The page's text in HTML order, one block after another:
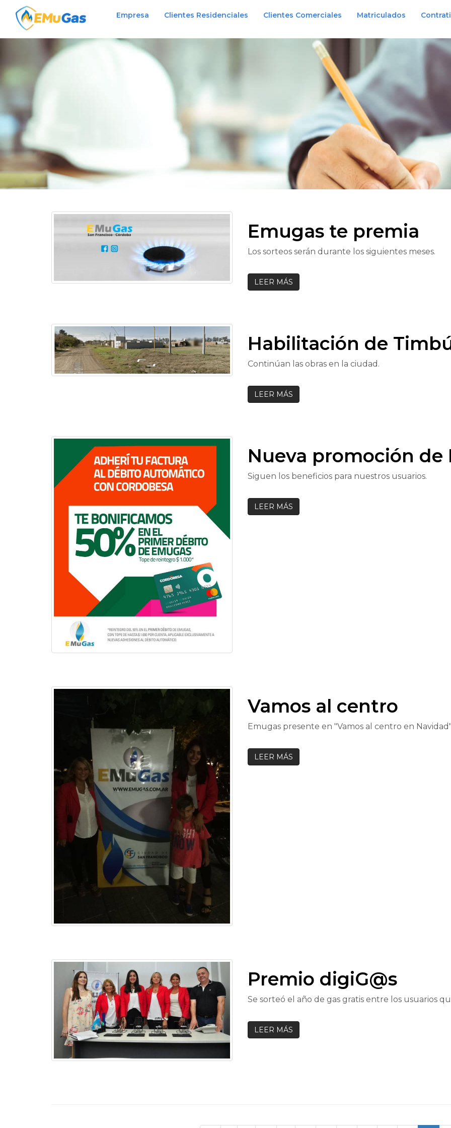
Empresa Clientes Residenciales Clientes Comerciales Matriculados
Emugas te premia
Los sorteos serán durante los siguientes meses.
LEER MÁS
Habilitación de
Continúan las obras en la ciudad.
LEER MÁS
Nueva promoción de
Siguen los beneficios para nuestros usuarios.
LEER MÁS
Vamos al centro
Emugas presente en "Vamos al centro en Navidad"
LEER MÁS
Premio digiG@s
Se sorteó el año de gas gratis entre los usuarios
LEER MÁS